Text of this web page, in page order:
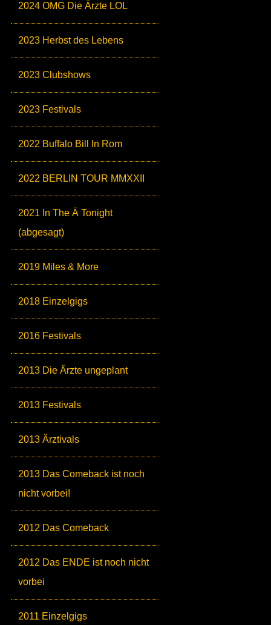
2024 OMG Die Ärzte LOL
2023 Herbst des Lebens
2023 Clubshows
2023 Festivals
2022 Buffalo Bill In Rom
2022 BERLIN TOUR MMXXII
2021 In The Ä Tonight
(abgesagt)
2019 Miles & More
2018 Einzelgigs
2016 Festivals
2013 Die Ärzte ungeplant
2013 Festivals
2013 Ärztivals
2013 Das Comeback ist noch
nicht vorbei!
2012 Das Comeback
2012 Das ENDE ist noch nicht
vorbei
2011 Einzelgigs